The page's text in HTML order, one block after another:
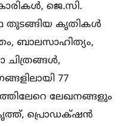
ജെ.സി.
തുടങ്ങിയ കൃതികള്‍
ബാലസാഹിത്യം,
77
ലേഖനങ്ങളും
പ്രൊഡക്‌ഷൻ